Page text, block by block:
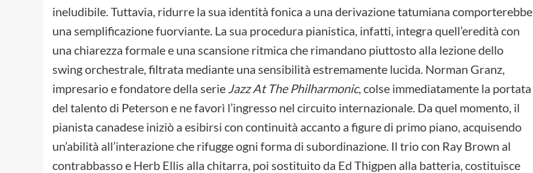
ineludibile. Tuttavia, ridurre la sua identità fonica a una derivazione tatumiana comporterebbe
una semplificazione fuorviante. La sua procedura pianistica, infatti, integra quell’eredità con
una chiarezza formale e una scansione ritmica che rimandano piuttosto alla lezione dello
swing orchestrale, filtrata mediante una sensibilità estremamente lucida. Norman Granz,
impresario e fondatore della serie Jazz At The Philharmonic, colse immediatamente la portata
del talento di Peterson e ne favorì l’ingresso nel circuito internazionale. Da quel momento, il
pianista canadese iniziò a esibirsi con continuità accanto a figure di primo piano, acquisendo
un’abilità all’interazione che rifugge ogni forma di subordinazione. Il trio con Ray Brown al
contrabbasso e Herb Ellis alla chitarra, poi sostituito da Ed Thigpen alla batteria, costituisce